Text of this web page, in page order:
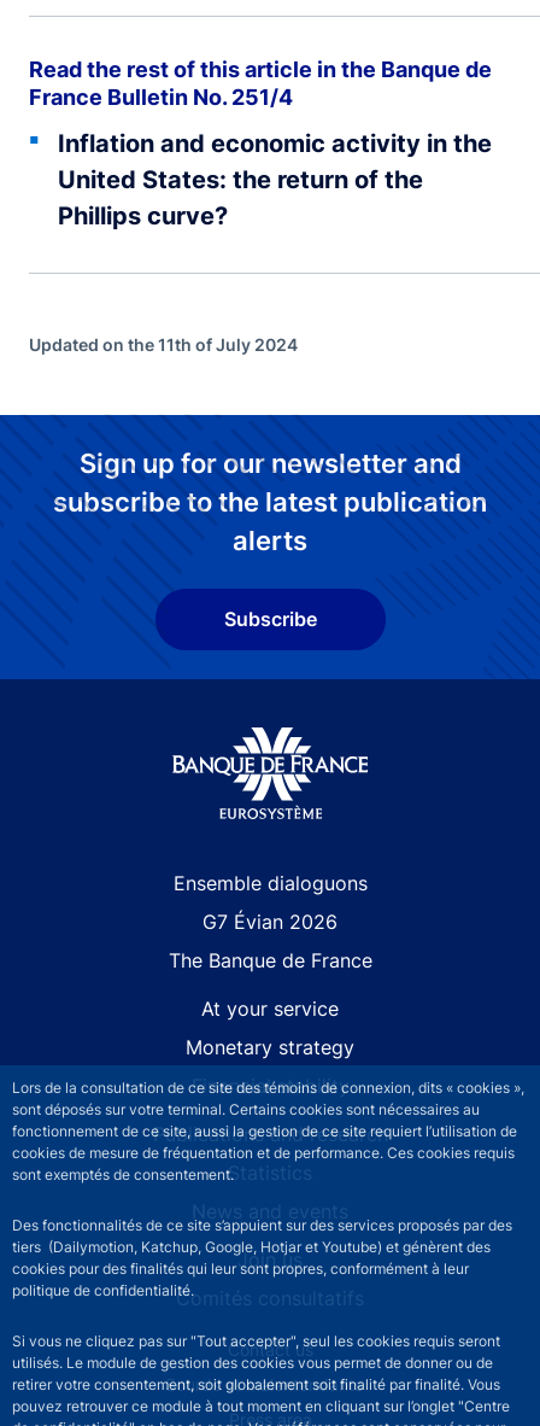
Lors de la consultation de ce site des témoins de connexion, dits « cookies »,
sont déposés sur votre terminal. Certains cookies sont nécessaires au
fonctionnement de ce site, aussi la gestion de ce site requiert l’utilisation de
cookies de mesure de fréquentation et de performance. Ces cookies requis
sont exemptés de consentement.
Des fonctionnalités de ce site s’appuient sur des services proposés par des
tiers (Dailymotion, Katchup, Google, Hotjar et Youtube) et génèrent des
cookies pour des finalités qui leur sont propres, conformément à leur
politique de confidentialité.
Si vous ne cliquez pas sur "Tout accepter", seul les cookies requis seront
utilisés. Le module de gestion des cookies vous permet de donner ou de
retirer votre consentement, soit globalement soit finalité par finalité. Vous
pouvez retrouver ce module à tout moment en cliquant sur l’onglet "Centre
Read the rest of this article in the Banque de
France Bulletin No. 251/4
Inflation and economic activity in the
United States: the return of the
Phillips curve?
Updated on the 11th of July 2024
Sign up for our newsletter and
subscribe to the latest publication
alerts
Subscribe
Ensemble dialoguons
G7 Évian 2026
The Banque de France
At your service
Monetary strategy
Financial stability
Publications and research
Statistics
News and events
Join us
Comités consultatifs
Footer secondary menuContact us
Sourds et malentendants
Press area